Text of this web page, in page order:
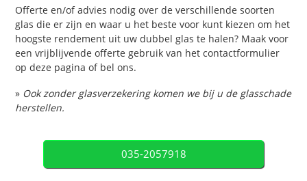
Offerte en/of advies nodig over de verschillende soorten
glas die er zijn en waar u het beste voor kunt kiezen om het
hoogste rendement uit uw dubbel glas te halen? Maak voor
een vrijblijvende offerte gebruik van het contactformulier
op deze pagina of bel ons.
» Ook zonder glasverzekering komen we bij u de glasschade
herstellen.
035-2057918